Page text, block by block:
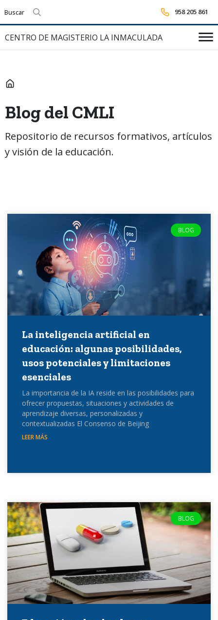
Realizar búsqueda 958 205 861
CENTRO DE MAGISTERIO LA INMACULADA
INICIO
Blog del CMLI
Repositorio de recursos formativos, artículos
y visión de la educación.
BLOG
La inteligencia artificial en
educación: algunas posibilidades,
usos potenciales y limitaciones
esenciales
La importancia de la IA reside en las posibilidades para
ofrecer propuestas, situaciones y actividades de
aprendizaje diversas, personalizadas y
contextualizadas El Consenso de Beijing
LEER MÁS
BLOG